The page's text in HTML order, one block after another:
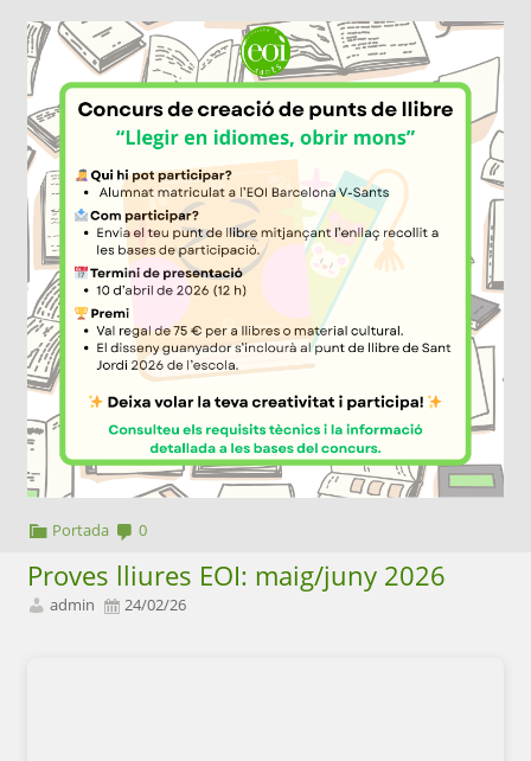
Portada 0
Proves lliures EOI: maig/juny 2026
admin 24/02/26